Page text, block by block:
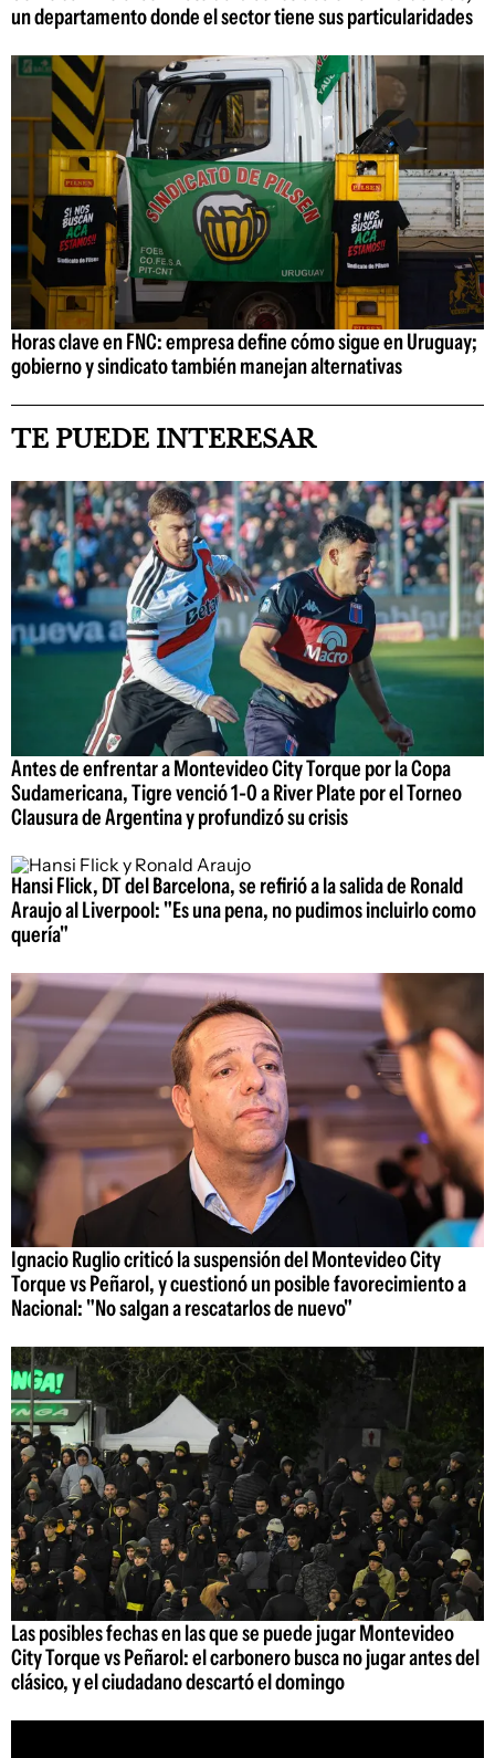
un departamento donde el sector tiene sus particularidades
Horas clave en FNC: empresa define cómo sigue en Uruguay;
gobierno y sindicato también manejan alternativas
TE PUEDE INTERESAR
Antes de enfrentar a Montevideo City Torque por la Copa
Sudamericana, Tigre venció 1-0 a River Plate por el Torneo
Clausura de Argentina y profundizó su crisis
Hansi Flick, DT del Barcelona, se refirió a la salida de Ronald
Araujo al Liverpool: "Es una pena, no pudimos incluirlo como
quería"
Ignacio Ruglio criticó la suspensión del Montevideo City
Torque vs Peñarol, y cuestionó un posible favorecimiento a
Nacional: "No salgan a rescatarlos de nuevo"
Las posibles fechas en las que se puede jugar Montevideo
City Torque vs Peñarol: el carbonero busca no jugar antes del
clásico, y el ciudadano descartó el domingo